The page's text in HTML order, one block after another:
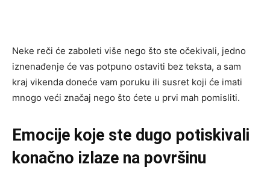
Neke reči će zaboleti više nego što ste očekivali, jedno
iznenađenje će vas potpuno ostaviti bez teksta, a sam
kraj vikenda doneće vam poruku ili susret koji će imati
mnogo veći značaj nego što ćete u prvi mah pomisliti.
Emocije koje ste dugo potiskivali
konačno izlaze na površinu